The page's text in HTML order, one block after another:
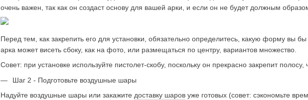
очень важен, так как он создаст основу для вашей арки, и если он не будет должным
Перед тем, как закрепить его для установки, обязательно определитесь, какую форму вы
арка может висеть сбоку, как на фото, или размещаться по центру, вариантов множество.
Совет: при установке используйте пистолет-скобу, поскольку он прекрасно закрепит
Шаг 2 - Подготовьте воздушные шары
Надуйте воздушные шары или закажите доставку шаров уже готовых (совет: сэкономьте